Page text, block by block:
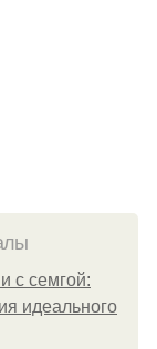
с семгой:
идеального